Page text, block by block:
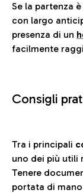
Se la partenza
con largo
presenza di un
facilmente
Consigli
Tra i principali
uno dei più utili
Tenere
portata di